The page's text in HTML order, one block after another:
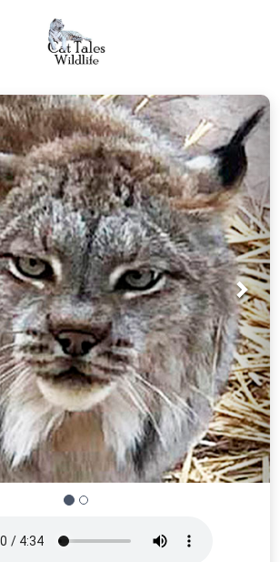
Próx